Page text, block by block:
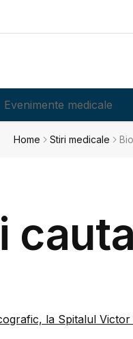
Evenimente medicale
Home Stiri medicale
la Spitalul